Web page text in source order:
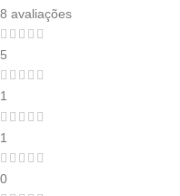
8 avaliações
5
1
1
0